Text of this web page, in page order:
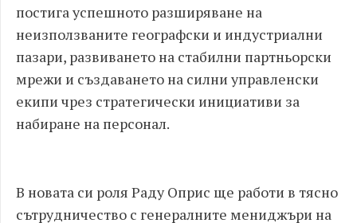
постига успешното разширяване на
неизползваните географски и индустриални
пазари, развиването на стабилни партньорски
мрежи и създаването на силни управленски
екипи чрез стратегически инициативи за
набиране на персонал.
В новата си роля Раду Оприс ще работи в тясно
сътрудничество с генералните мениджъри на